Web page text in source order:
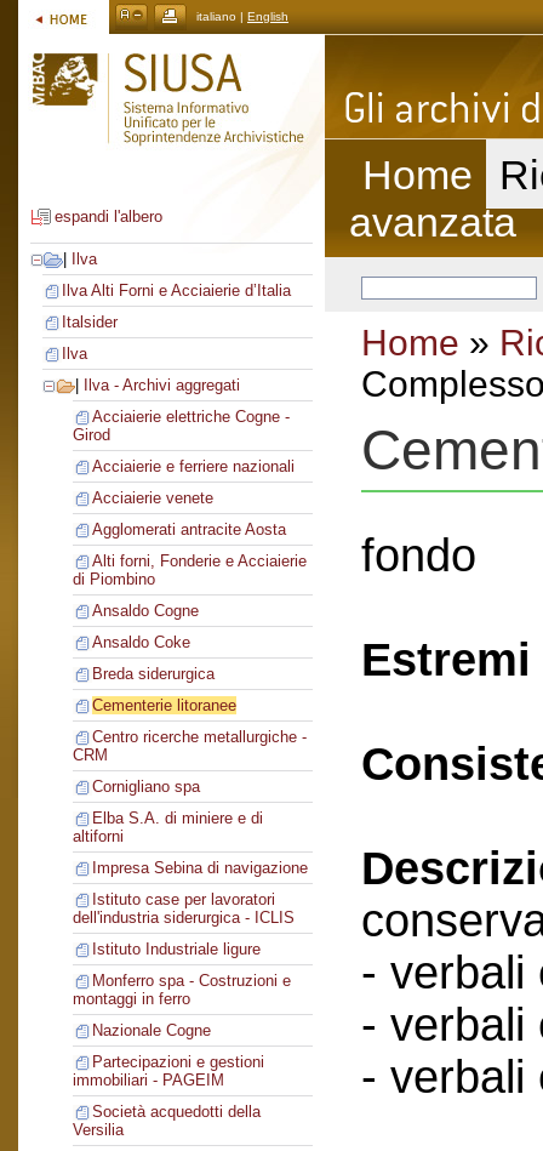
italiano | English
espandi l'albero
Ilva
Ilva Alti Forni e Acciaierie d’Italia
Italsider
Ilva
Ilva - Archivi aggregati
Acciaierie elettriche Cogne -
Girod
Acciaierie e ferriere nazionali
Acciaierie venete
Agglomerati antracite Aosta
Alti forni, Fonderie e Acciaierie
di Piombino
Ansaldo Cogne
Ansaldo Coke
Breda siderurgica
Cementerie litoranee
Centro ricerche metallurgiche -
CRM
Cornigliano spa
Elba S.A. di miniere e di
altiforni
Impresa Sebina di navigazione
Istituto case per lavoratori
dell'industria siderurgica - ICLIS
Istituto Industriale ligure
Monferro spa - Costruzioni e
montaggi in ferro
Nazionale Cogne
Partecipazioni e gestioni
immobiliari - PAGEIM
Società acquedotti della
Versilia
Home
avanzata
Home »
fondo
- verbali
- verbali
- verbali